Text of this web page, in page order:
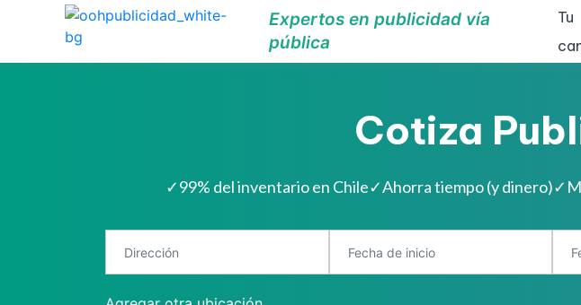
Expertos en publicidad vía
pública
Tu
Cotiza
✓99% del inventario en Chile✓Ahorra tiempo (y dinero)✓